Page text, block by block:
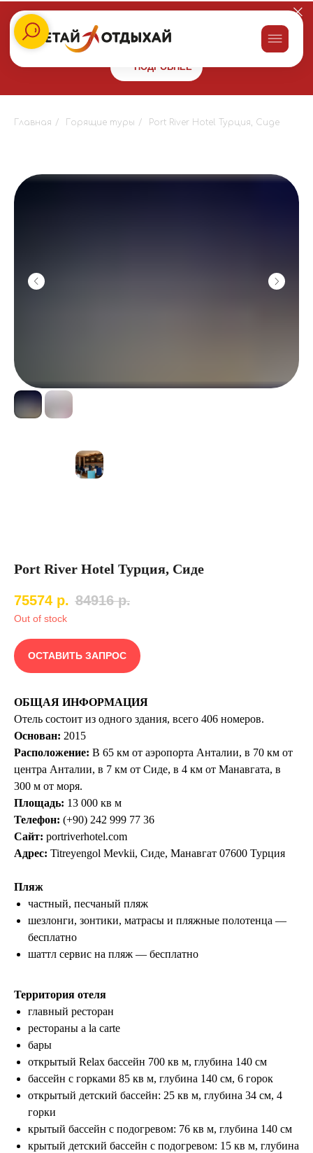
Заказывайте пироги для праздника со скидкой 10% в сети
пекарен"Машенькины пироги" и получайте бонус 10000 на
путешествие!
ПОДРОБНЕЕ
Главная / Горящие туры / Port River Hotel Турция, Сиде
Port River Hotel Турция, Сиде
75574 р. 84916 р.
Out of stock
ОСТАВИТЬ ЗАПРОС
ОБЩАЯ ИНФОРМАЦИЯ
Отель состоит из одного здания, всего 406 номеров.
Основан: 2015
Расположение: В 65 км от аэропорта Анталии, в 70 км от
центра Анталии, в 7 км от Сиде, в 4 км от Манавгата, в
300 м от моря.
Площадь: 13 000 кв м
Телефон: (+90) 242 999 77 36
Сайт: portriverhotel.com
Адрес: Titreyengol Mevkii, Сиде, Манавгат 07600 Турция
Пляж
частный, песчаный пляж
шезлонги, зонтики, матрасы и пляжные полотенца —
бесплатно
шаттл сервис на пляж — бесплатно
Территория отеля
главный ресторан
рестораны a la carte
бары
открытый Relax бассейн 700 кв м, глубина 140 см
бассейн с горками 85 кв м, глубина 140 см, 6 горок
открытый детский бассейн: 25 кв м, глубина 34 см, 4
горки
крытый бассейн с подогревом: 76 кв м, глубина 140 см
крытый детский бассейн с подогревом: 15 кв м, глубина